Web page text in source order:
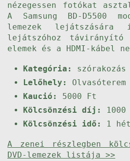
nézegessen fotókat
A Samsung BD-D5500
lemezek
lejátszóhoz
elemek és a HDMI-kábel
Kategória:
szórakozás
Lelőhely:
Olvasóterem
Kaució:
5000 Ft
Kölcsönzési díj:
1000
Kölcsönzési idő:
1 hét
A zenei részlegben
DVD-lemezek listája >>